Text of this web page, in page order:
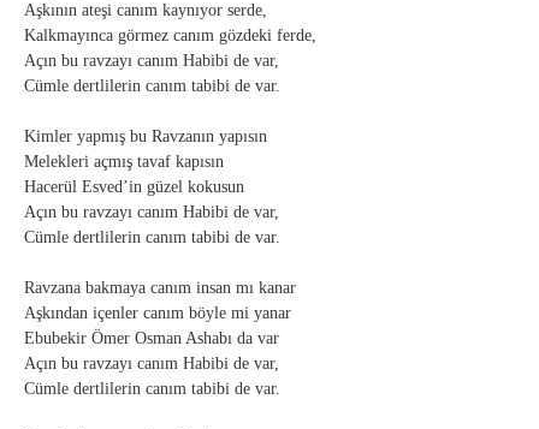
Aşkının ateşi canım kaynıyor serde,
Kalkmayınca görmez canım gözdeki ferde,
Açın bu ravzayı canım Habibi de var,
Cümle dertlilerin canım tabibi de var.
Kimler yapmış bu Ravzanın yapısın
Melekleri açmış tavaf kapısın
Hacerül Esved’in güzel kokusun
Açın bu ravzayı canım Habibi de var,
Cümle dertlilerin canım tabibi de var.
Ravzana bakmaya canım insan mı kanar
Aşkından içenler canım böyle mi yanar
Ebubekir Ömer Osman Ashabı da var
Açın bu ravzayı canım Habibi de var,
Cümle dertlilerin canım tabibi de var.